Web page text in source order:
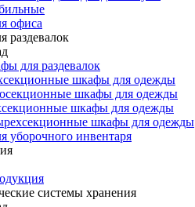
офиса
раздевалок
для раздевалок
шкафы для одежды
шкафы для одежды
шкафы для одежды
шкафы для одежды
уборочного инвентаря
системы хранения